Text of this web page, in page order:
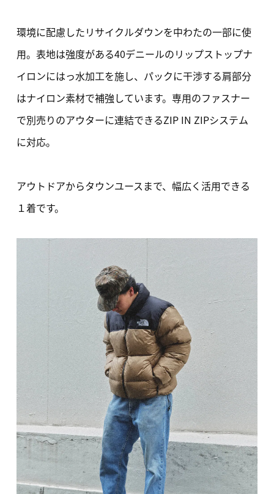
環境に配慮したリサイクルダウンを中わたの一部に使
用。表地は強度がある40デニールのリップストップナ
イロンにはっ水加工を施し、パックに干渉する肩部分
はナイロン素材で補強しています。専用のファスナー
で別売りのアウターに連結できるZIP IN ZIPシステム
に対応。
アウトドアからタウンユースまで、幅広く活用できる
１着です。